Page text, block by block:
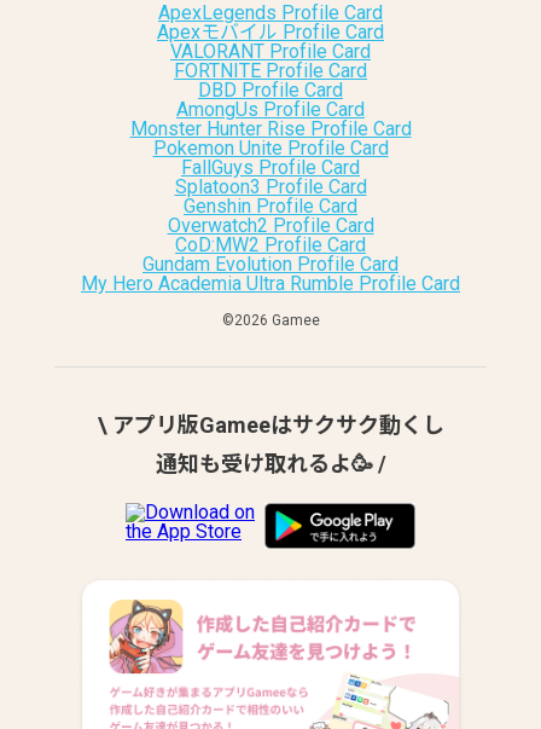
ApexLegends Profile Card
Apexモバイル Profile Card
VALORANT Profile Card
FORTNITE Profile Card
DBD Profile Card
AmongUs Profile Card
Monster Hunter Rise Profile Card
Pokemon Unite Profile Card
FallGuys Profile Card
Splatoon3 Profile Card
Genshin Profile Card
Overwatch2 Profile Card
CoD:MW2 Profile Card
Gundam Evolution Profile Card
My Hero Academia Ultra Rumble Profile Card
©︎2026 Gamee
\ アプリ版Gameeはサクサク動くし
通知も受け取れるよ🥳 /